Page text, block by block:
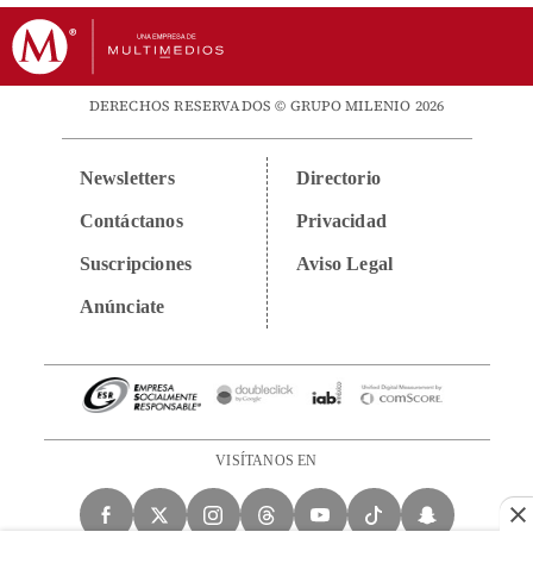
DERECHOS RESERVADOS © GRUPO MILENIO 2026
Newsletters
Contáctanos
Suscripciones
Anúnciate
Directorio
Privacidad
Aviso Legal
VISÍTANOS EN